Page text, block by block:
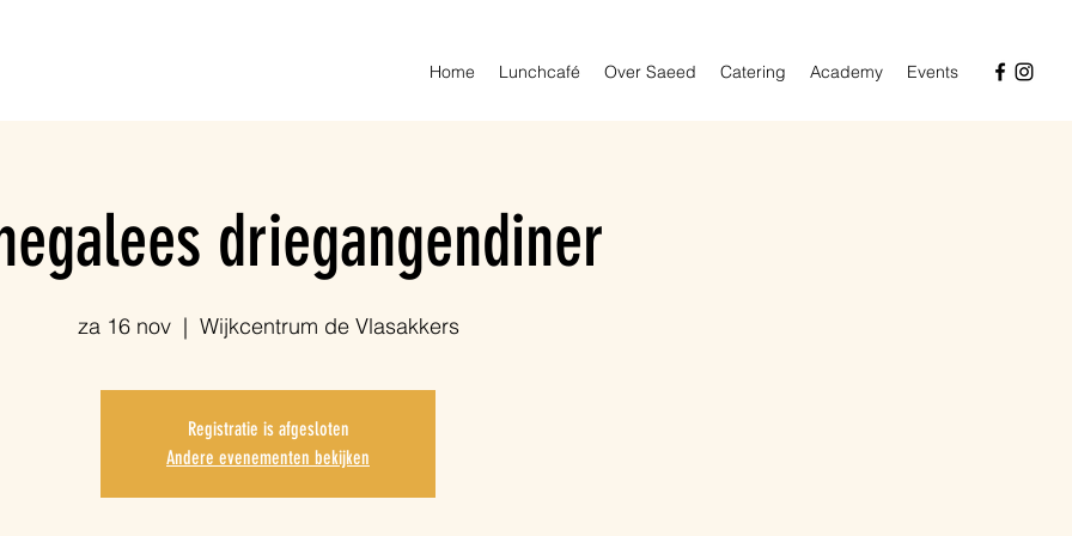
Home Lunchcafé Over Saeed Catering Academy Events
driegangendiner
za 16 nov
  |
Wijkcentrum de Vlasakkers
Registratie is afgesloten
Andere evenementen bekijken